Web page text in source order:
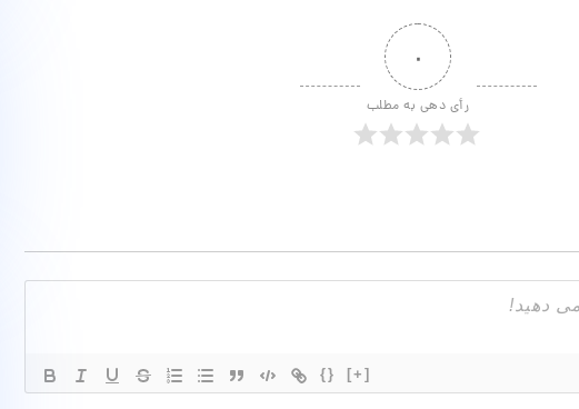
۰
رأی دهی به مطلب
{} [+]